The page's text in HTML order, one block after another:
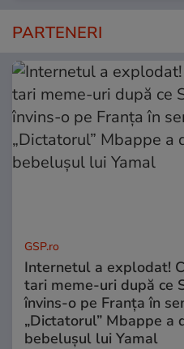
PARTENERI
GSP.ro
Internetul a explodat!
tari meme-uri după ce
învins-o pe Franța în
„Dictatorul” Mbappe a
bebelușul lui Yamal